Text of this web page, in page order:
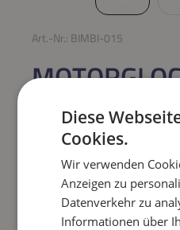
Art.-Nr.: BIMBI-015
11 BÜRSTE
Regulärer Preis:
37,08 €
Preise inkl. MwSt. zzgl.
Diese
Cookies.
Wir verwenden
Anzeigen zu
Datenverkehr zu
Informationen über